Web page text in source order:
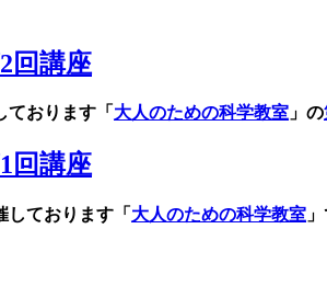
回講座
おります「 大人のための科学教室 」の
回講座
ております「 大人のための科学教室